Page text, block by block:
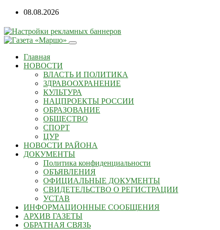
08.08.2026
Главная
НОВОСТИ
ВЛАСТЬ И ПОЛИТИКА
ЗДРАВООХРАНЕНИЕ
КУЛЬТУРА
НАЦПРОЕКТЫ РОССИИ
ОБРАЗОВАНИЕ
ОБЩЕСТВО
СПОРТ
ЦУР
НОВОСТИ РАЙОНА
ДОКУМЕНТЫ
Политика конфиденциальности
ОБЪЯВЛЕНИЯ
ОФИЦИАЛЬНЫЕ ДОКУМЕНТЫ
СВИДЕТЕЛЬСТВО О РЕГИСТРАЦИИ
УСТАВ
ИНФОРМАЦИОННЫЕ СООБЩЕНИЯ
АРХИВ ГАЗЕТЫ
ОБРАТНАЯ СВЯЗЬ